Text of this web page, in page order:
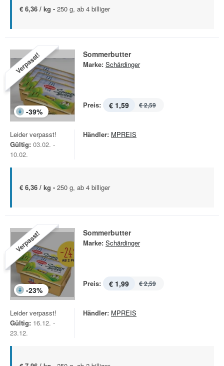
€ 6,36 / kg - 250 g, ab 4 billiger
Verpasst!
-39%
Sommerbutter
Marke: Schärdinger
Preis: € 1,59 € 2,59
Leider verpasst!
Gültig: 03.02. -
10.02.
Händler: MPREIS
€ 6,36 / kg - 250 g, ab 4 billiger
Verpasst!
-23%
Sommerbutter
Marke: Schärdinger
Preis: € 1,99 € 2,59
Leider verpasst!
Gültig: 16.12. -
23.12.
Händler: MPREIS